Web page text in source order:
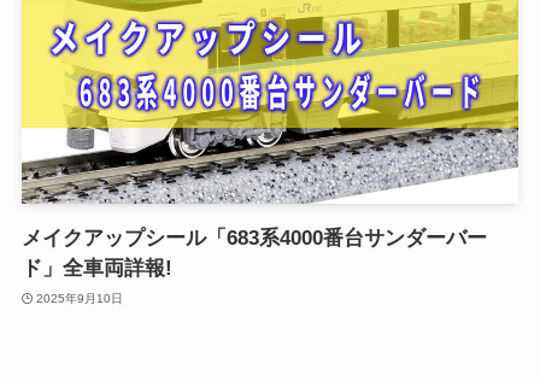
メイクアップシール「683系4000番台サンダーバー
ド」全車両詳報!
2025年9月10日